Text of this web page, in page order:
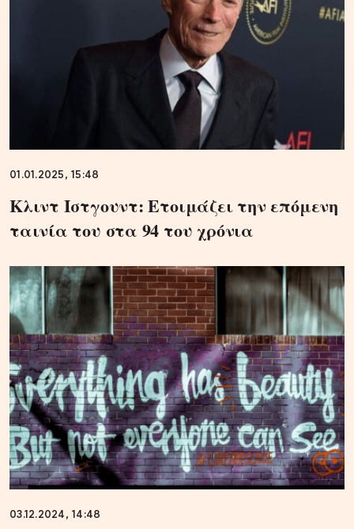
01.01.2025, 15:48
Κλιντ Ιστγουντ: Eτοιμάζει την επόμενη
ταινία του στα 94 του χρόνια
03.12.2024, 14:48